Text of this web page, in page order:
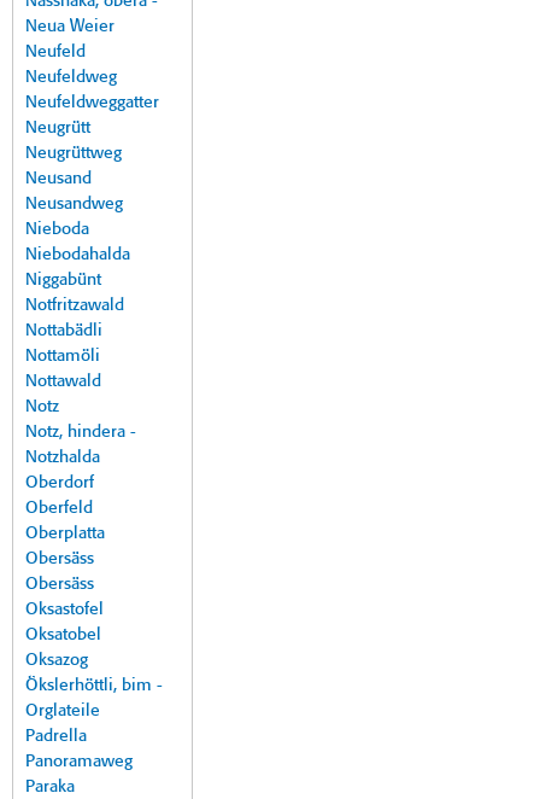
Neua Weier
Neufeld
Neufeldweg
Neufeldweggatter
Neugrütt
Neugrüttweg
Neusand
Neusandweg
Nieboda
Niebodahalda
Niggabünt
Notfritzawald
Nottabädli
Nottamöli
Nottawald
Notz
Notz, hindera -
Notzhalda
Oberdorf
Oberfeld
Oberplatta
Obersäss
Obersäss
Oksastofel
Oksatobel
Oksazog
Ökslerhöttli, bim -
Orglateile
Padrella
Panoramaweg
Paraka